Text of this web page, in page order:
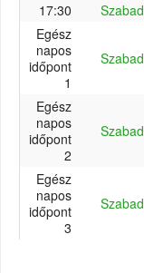
17:30
Szabad
Egész
napos
időpont
1
Szabad
Egész
napos
időpont
2
Szabad
Egész
napos
időpont
3
Szabad